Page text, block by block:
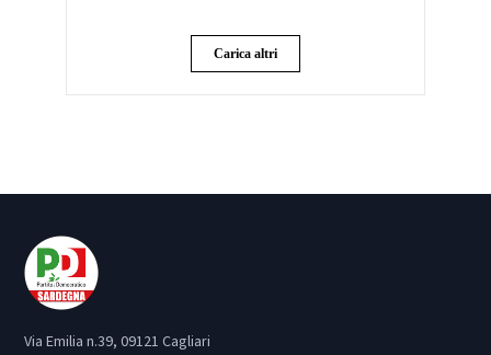
Carica altri
Via Emilia n.39, 09121 Cagliari